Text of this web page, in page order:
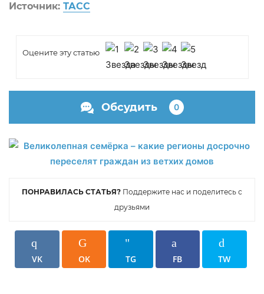
Источник: ТАСС
Оцените эту статью
Обсудить 0
ПОНРАВИЛАСЬ СТАТЬЯ? Поддержите нас и поделитесь с
друзьями
VK OK TG FB TW